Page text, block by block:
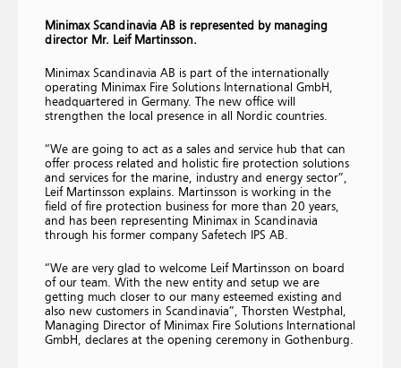
Minimax Scandinavia AB is represented by managing
director Mr. Leif Martinsson.
Minimax Scandinavia AB is part of the internationally
operating Minimax Fire Solutions International GmbH,
headquartered in Germany. The new office will
strengthen the local presence in all Nordic countries.
“We are going to act as a sales and service hub that can
offer process related and holistic fire protection solutions
and services for the marine, industry and energy sector”,
Leif Martinsson explains. Martinsson is working in the
field of fire protection business for more than 20 years,
and has been representing Minimax in Scandinavia
through his former company Safetech IPS AB.
“We are very glad to welcome Leif Martinsson on board
of our team. With the new entity and setup we are
getting much closer to our many esteemed existing and
also new customers in Scandinavia”, Thorsten Westphal,
Managing Director of Minimax Fire Solutions International
GmbH, declares at the opening ceremony in Gothenburg.